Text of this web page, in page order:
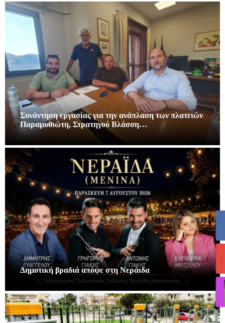
Συνάντηση εργασίας για την ανάπλαση των πλατειών
Παραμυθιώτη, Στρατηγού Βλάσση…
Δημοτική βραδιά απόψε στη Νεράιδα